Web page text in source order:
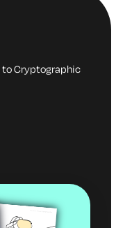
to Cryptographic